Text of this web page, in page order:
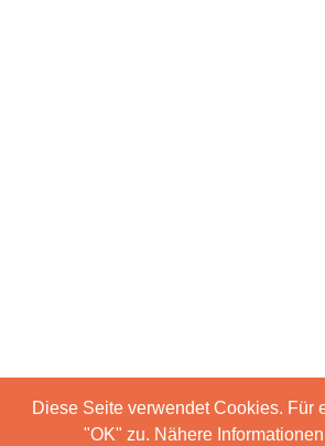
Diese Seite verwendet Cookies. Für
"OK" zu. Nähere